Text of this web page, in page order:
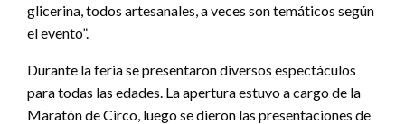
glicerina, todos artesanales, a veces son temáticos según
el evento”.
Durante la feria se presentaron diversos espectáculos
para todas las edades. La apertura estuvo a cargo de la
Maratón de Circo, luego se dieron las presentaciones de